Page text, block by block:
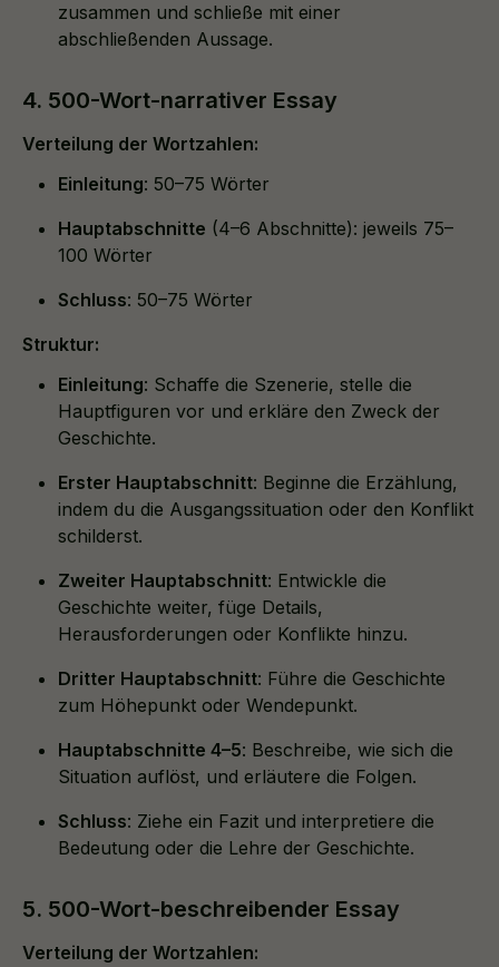
zusammen und schließe mit einer
abschließenden Aussage.
4. 500-Wort-narrativer Essay
Verteilung der Wortzahlen:
Einleitung: 50–75 Wörter
Hauptabschnitte (4–6 Abschnitte): jeweils 75–
100 Wörter
Schluss: 50–75 Wörter
Struktur:
Einleitung: Schaffe die Szenerie, stelle die
Hauptfiguren vor und erkläre den Zweck der
Geschichte.
Erster Hauptabschnitt: Beginne die Erzählung,
indem du die Ausgangssituation oder den Konflikt
schilderst.
Zweiter Hauptabschnitt: Entwickle die
Geschichte weiter, füge Details,
Herausforderungen oder Konflikte hinzu.
Dritter Hauptabschnitt: Führe die Geschichte
zum Höhepunkt oder Wendepunkt.
Hauptabschnitte 4–5: Beschreibe, wie sich die
Situation auflöst, und erläutere die Folgen.
Schluss: Ziehe ein Fazit und interpretiere die
Bedeutung oder die Lehre der Geschichte.
5. 500-Wort-beschreibender Essay
Verteilung der Wortzahlen: